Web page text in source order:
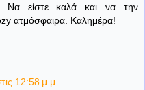
Να είστε καλά και να την
ατμόσφαιρα. Καλημέρα!
12:58 μ.μ.